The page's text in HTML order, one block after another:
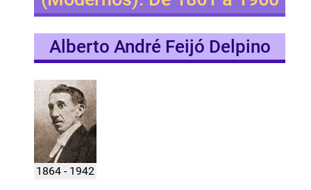
Alberto André Feijó Delpino
1864 - 1942